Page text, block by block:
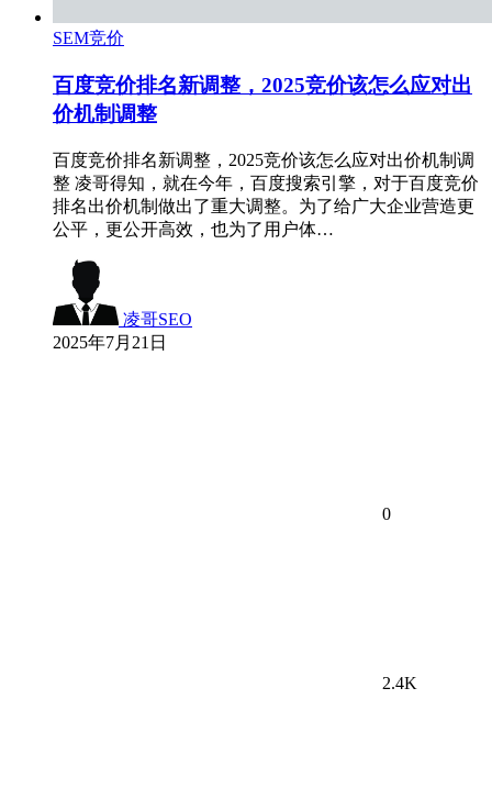
SEM竞价
百度竞价排名新调整，2025竞价该怎么应对出
价机制调整
百度竞价排名新调整，2025竞价该怎么应对出价机制调
整 凌哥得知，就在今年，百度搜索引擎，对于百度竞价
排名出价机制做出了重大调整。为了给广大企业营造更
公平，更公开高效，也为了用户体…
凌哥SEO
2025年7月21日
0
2.4K